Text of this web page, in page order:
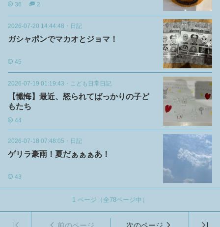
36 2
2026-07-20 14:44:48 ・ 日記
ガシャポンでマカオとジョマ！
45
2026-07-19 01:19:43 ・ こども日常日記
【懺悔】最近、怒られてばっかりの子ど
もたち
44
2026-07-18 07:48:05 ・ 日記
ゲリラ豪雨！夏だぁぁぁあ！
43
1ページ（全78ページ中）